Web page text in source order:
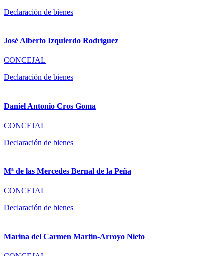
Declaración de bienes
José Alberto Izquierdo Rodríguez
CONCEJAL
Declaración de bienes
Daniel Antonio Cros Goma
CONCEJAL
Declaración de bienes
Mª de las Mercedes Bernal de la Peña
CONCEJAL
Declaración de bienes
Marina del Carmen Martín-Arroyo Nieto